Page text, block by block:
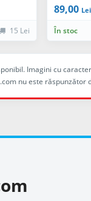
15 Lei
89,00 Lei
În stoc
Imagini cu
nu este